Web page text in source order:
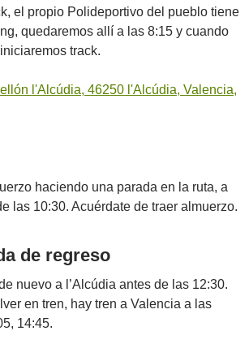
el propio Polideportivo del pueblo tiene
quedaremos allí a las 8:15 y cuando
track.
haciendo una parada en la ruta, a
las 10:30. Acuérdate de traer almuerzo.
de regreso
nuevo a l’Alcúdia antes de las 12:30.
en tren, hay tren a Valencia a las
14:45.